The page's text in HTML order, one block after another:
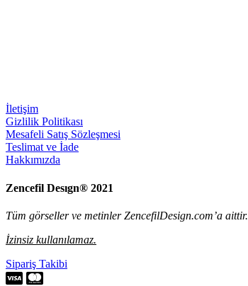
İletişim
Gizlilik Politikası
Mesafeli Satış Sözleşmesi
Teslimat ve İade
Hakkımızda
Zencefil Desıgn® 2021
Tüm görseller ve metinler ZencefilDesign.com’a aittir.
İzinsiz kullanılamaz.
Sipariş Takibi